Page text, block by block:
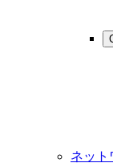
ネット